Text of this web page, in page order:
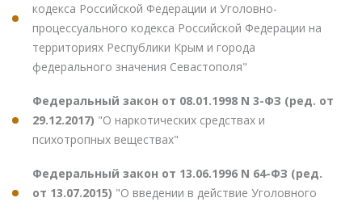
кодекса Российской Федерации и Уголовно-
процессуального кодекса Российской Федерации на
территориях Республики Крым и города
федерального значения Севастополя"
Федеральный закон от 08.01.1998 N 3-ФЗ (ред. от
29.12.2017) "О наркотических средствах и
психотропных веществах"
Федеральный закон от 13.06.1996 N 64-ФЗ (ред.
от 13.07.2015) "О введении в действие Уголовного